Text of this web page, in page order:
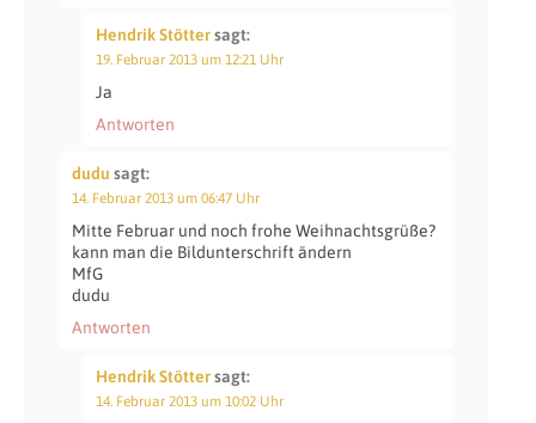
Hendrik Stöttersagt:
19. Februar 2013 um 12:21 Uhr
Ja
Antworten
dudu sagt:
14. Februar 2013 um 06:47 Uhr
Mitte Februar und noch frohe Weihnachtsgrüße?
kann man die Bildunterschrift ändern
MfG
dudu
Antworten
Hendrik Stöttersagt:
14. Februar 2013 um 10:02 Uhr